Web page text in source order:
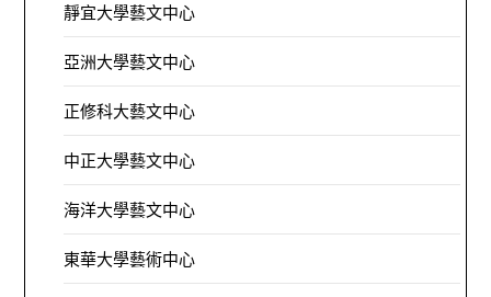
靜宜大學藝文中心
亞洲大學藝文中心
正修科大藝文中心
中正大學藝文中心
海洋大學藝文中心
東華大學藝術中心